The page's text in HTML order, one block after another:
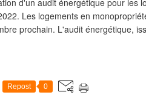
d'un audit énergétique pour les
Les logements en
prochain. L'audit énergétique,
Repost 0